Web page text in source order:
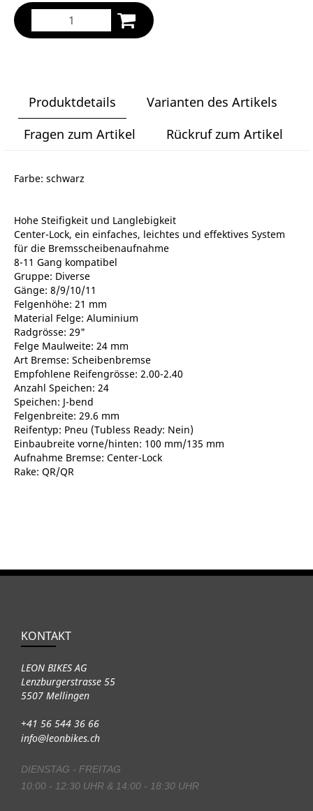
Produktdetails
Varianten des Artikels
Fragen zum Artikel
Rückruf zum Artikel
Farbe: schwarz
Hohe Steifigkeit und Langlebigkeit
Center-Lock, ein einfaches, leichtes und effektives System
für die Bremsscheibenaufnahme
8-11 Gang kompatibel
Gruppe: Diverse
Gänge: 8/9/10/11
Felgenhöhe: 21 mm
Material Felge: Aluminium
Radgrösse: 29"
Felge Maulweite: 24 mm
Art Bremse: Scheibenbremse
Empfohlene Reifengrösse: 2.00-2.40
Anzahl Speichen: 24
Speichen: J-bend
Felgenbreite: 29.6 mm
Reifentyp: Pneu (Tubless Ready: Nein)
Einbaubreite vorne/hinten: 100 mm/135 mm
Aufnahme Bremse: Center-Lock
Rake: QR/QR
KONTAKT
LEON BIKES AG
Lenzburgerstrasse 55
5507 Mellingen
+41 56 544 36 66
info@leonbikes.ch
DIENSTAG - FREITAG
10:00 - 12:30 UHR & 14:00 - 18:30 UHR